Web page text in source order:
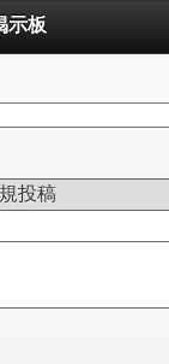
示板
投稿